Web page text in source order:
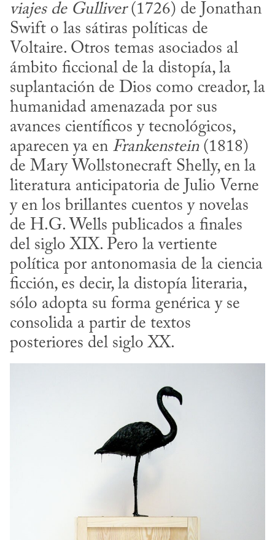
viajes de Gulliver (1726) de Jonathan
Swift o las sátiras políticas de
Voltaire. Otros temas asociados al
ámbito ficcional de la distopía, la
suplantación de Dios como creador, la
humanidad amenazada por sus
avances científicos y tecnológicos,
aparecen ya en Frankenstein (1818)
de Mary Wollstonecraft Shelly, en la
literatura anticipatoria de Julio Verne
y en los brillantes cuentos y novelas
de H.G. Wells publicados a finales
del siglo XIX. Pero la vertiente
política por antonomasia de la ciencia
ficción, es decir, la distopía literaria,
sólo adopta su forma genérica y se
consolida a partir de textos
posteriores del siglo XX.